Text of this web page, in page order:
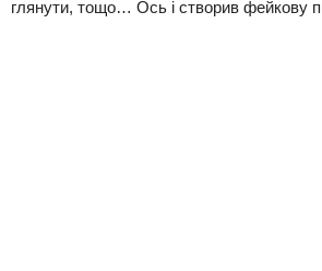
глянути, тощо… Ось і створив фейкову